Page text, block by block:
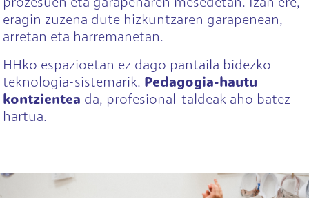
prozesuen eta garapenaren mesedetan. Izan ere,
eragin zuzena dute hizkuntzaren garapenean,
arretan eta harremanetan.
HHko espazioetan ez dago pantaila bidezko
teknologia-sistemarik. Pedagogia-hautu
kontzientea da, profesional-taldeak aho batez
hartua.